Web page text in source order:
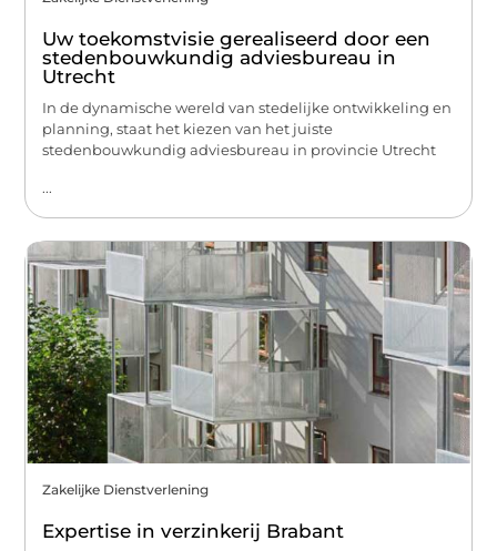
Uw toekomstvisie gerealiseerd door een
stedenbouwkundig adviesbureau in
Utrecht
In de dynamische wereld van stedelijke ontwikkeling en
planning, staat het kiezen van het juiste
stedenbouwkundig adviesbureau in provincie Utrecht
...
Zakelijke Dienstverlening
Expertise in verzinkerij Brabant